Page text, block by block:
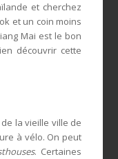
et cherchez
et un coin moins
Mai est le bon
découvrir cette
la vieille ville de
à vélo. On peut
. Certaines